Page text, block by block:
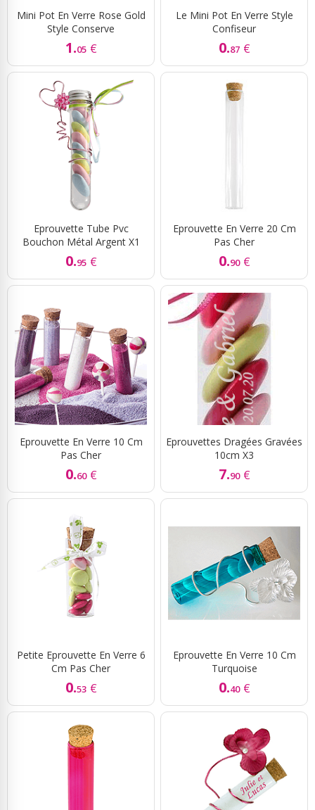
Mini Pot En Verre Rose Gold
Style Conserve
1.05 €
Le Mini Pot En Verre Style
Confiseur
0.87 €
Eprouvette Tube Pvc
Bouchon Métal Argent X1
0.95 €
Eprouvette En Verre 20 Cm
Pas Cher
0.90 €
Eprouvette En Verre 10 Cm
Pas Cher
0.60 €
Eprouvettes Dragées Gravées
10cm X3
7.90 €
Petite Eprouvette En Verre 6
Cm Pas Cher
0.53 €
Eprouvette En Verre 10 Cm
Turquoise
0.40 €